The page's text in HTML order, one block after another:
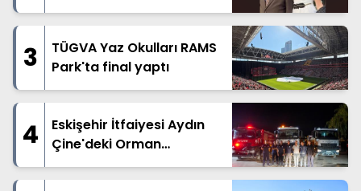
3
TÜGVA Yaz Okulları RAMS
Park'ta final yaptı
4
Eskişehir İtfaiyesi Aydın
Çine'deki Orman
Yangınına Destek İçin Yola